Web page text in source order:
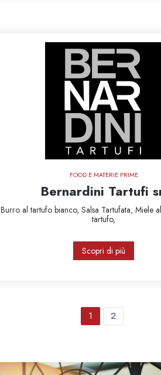
FOOD E MATERIE PRIME
Bernardini Tartufi
Burro al tartufo bianco, Salsa Tartufata, Miele
tartufo,
Scopri di più
1 2